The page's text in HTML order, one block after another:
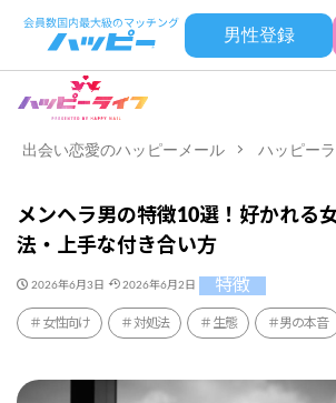
男性登録
出会い恋愛のハッピーメール ハッピー
メンヘラ男の特徴10選！好かれる
法・上手な付き合い方
2026年6月3日 2026年6月2日 特徴
女性向け 対処法 生態 男の本音